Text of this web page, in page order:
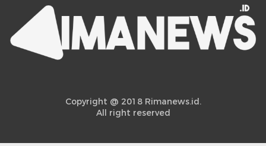
Copyright @ 2018 Rimanews.id.
All right reserved